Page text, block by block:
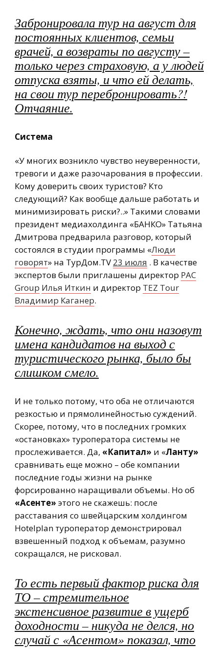
Забронировала тур на август для
постоянных клиентов, семьи
врачей, а возвраты по августу –
только через страховую, а у людей
отпуска взяты, и что ей делать,
на свои тур перебронировать?!
Отчаяние.
Система
«У многих возникло чувство неуверенности,
тревоги и даже разочарования в профессии.
Кому доверить своих туристов? Кто
следующий? Как вообще дальше работать и
минимизировать риски?..» Такими словами
президент медиахолдинга «БАНКО» Татьяна
Дмитрова предварила разговор, который
состоялся в студии программы «Люди
говорят» на ТурДом.TV 23 июля . В качестве
экспертов были приглашены директор PAC
Group Илья Иткин и директор TEZ Тour
Владимир Каганер.
Конечно, ждать, что они назовут
имена кандидатов на выход с
туристического рынка, было бы
слишком смело.
И не только потому, что оба не отличаются
резкостью и прямолинейностью суждений.
Скорее, потому, что в последних громких
«остановках» туроператора системы не
прослеживается. Да, «Капитал» и «Ланту»
сравнивать еще можно – обе компании
последние годы жизни на рынке
форсированно наращивали объемы. Но об
«Асенте» этого не скажешь: после
расставания со швейцарским холдингом
Hotelplan туроператор демонстрировал
взвешенный подход к объемам, разумно
сокращался, не рисковал.
То есть первый фактор риска для
ТО – стремительное
экстенсивное развитие в ущерб
доходности – никуда не делся, но
случай с «Асентом» показал, что